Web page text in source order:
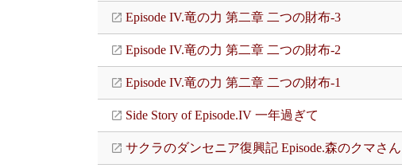
Episode IV.竜の力 第二章 二つの財布-3
Episode IV.竜の力 第二章 二つの財布-2
Episode IV.竜の力 第二章 二つの財布-1
Side Story of Episode.IV 一年過ぎて
サクラのダンセニア復興記 Episode.森のクマさん